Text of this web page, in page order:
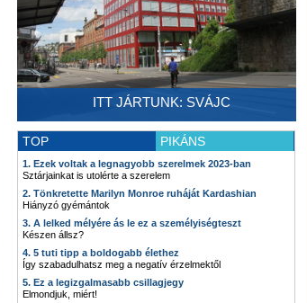
ITT JÁRTUNK: SVÁJC
TOP PIKÁNS
1. Ezek voltak a legnagyobb szerelmek 2023-ban
Sztárjainkat is utolérte a szerelem
2. Tönkretette Marilyn Monroe ruháját Kardashian
Hiányzó gyémántok
3. A lelked mélyére ás le ez a személyiségteszt
Készen állsz?
4. 5 tuti tipp a boldogabb élethez
Így szabadulhatsz meg a negatív érzelmektől
5. Ez a legizgalmasabb csillagjegy
Elmondjuk, miért!